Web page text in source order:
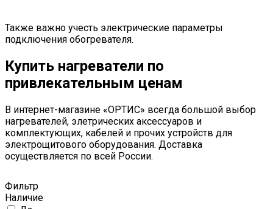
Также важно учесть электрические параметры
подключения обогревателя.
Купить нагреватели по
привлекательным ценам
В интернет-магазине «ОРТИС» всегда большой выбор
нагревателей, элетрических аксессуаров и
комплектующих, кабелей и прочих устройств для
электрощитового оборудования. Доставка
осуществляется по всей России.
Фильтр
Наличие